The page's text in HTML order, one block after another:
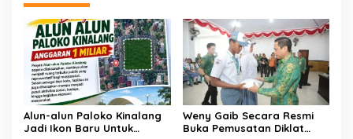
Alun-alun Paloko Kinalang
Jadi Ikon Baru Untuk
Weny Gaib Secara Resmi
Buka Pemusatan Diklat